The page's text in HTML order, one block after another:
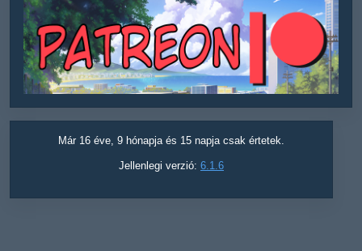
Már 16 éve, 9 hónapja és 15 napja csak értetek.
Jellenlegi verzió: 6.1.6